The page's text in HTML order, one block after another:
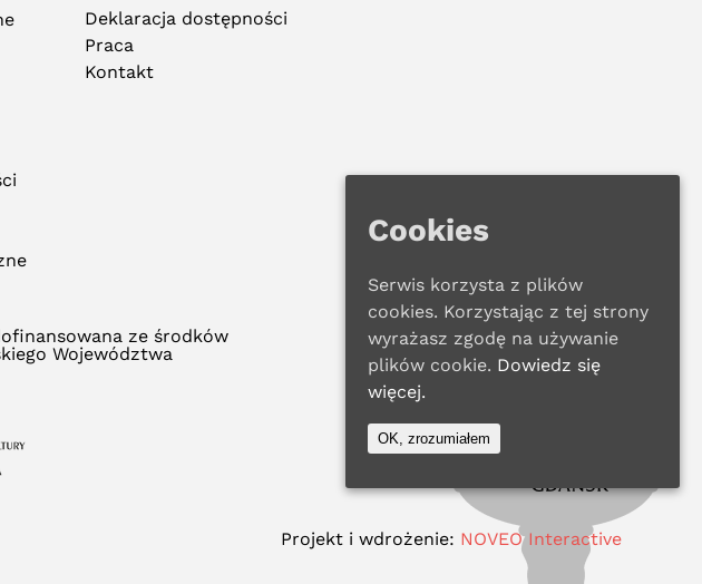
Deklaracja dostępności
Praca
Kontakt
ze środków
Województwa
Projekt i wdrożenie: NOVEO Interactive
Cookies
Serwis korzysta z plików
cookies. Korzystając z tej strony
wyrażasz zgodę na używanie
plików cookie. Dowiedz się
więcej.
OK, zrozumiałem